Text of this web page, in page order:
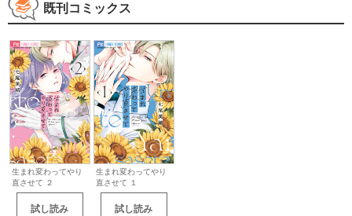
既刊コミックス
生まれ変わってやり
直させて ２
試し読み
生まれ変わってやり
直させて １
試し読み